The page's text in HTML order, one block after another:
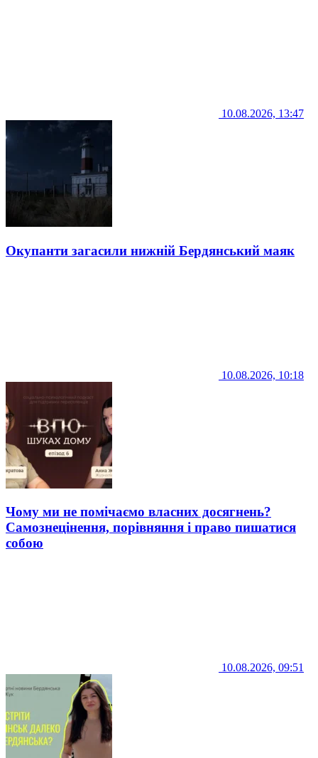
10.08.2026, 13:47
Окупанти загасили нижній Бердянський маяк
10.08.2026, 10:18
Чому ми не помічаємо власних досягнень?
Самознецінення, порівняння і право пишатися
собою
10.08.2026, 09:51